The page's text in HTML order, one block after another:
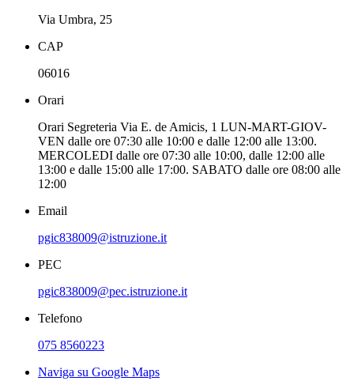
Via Umbra, 25
CAP
06016
Orari
Orari Segreteria Via E. de Amicis, 1 LUN-MART-GIOV-
VEN dalle ore 07:30 alle 10:00 e dalle 12:00 alle 13:00.
MERCOLEDI dalle ore 07:30 alle 10:00, dalle 12:00 alle
13:00 e dalle 15:00 alle 17:00. SABATO dalle ore 08:00 alle
12:00
Email
pgic838009@istruzione.it
PEC
pgic838009@pec.istruzione.it
Telefono
075 8560223
Naviga su Google Maps